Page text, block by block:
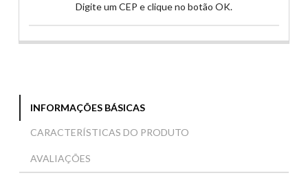
Digite um CEP e clique no botão OK.
INFORMAÇÕES BÁSICAS
CARACTERÍSTICAS DO PRODUTO
AVALIAÇÕES